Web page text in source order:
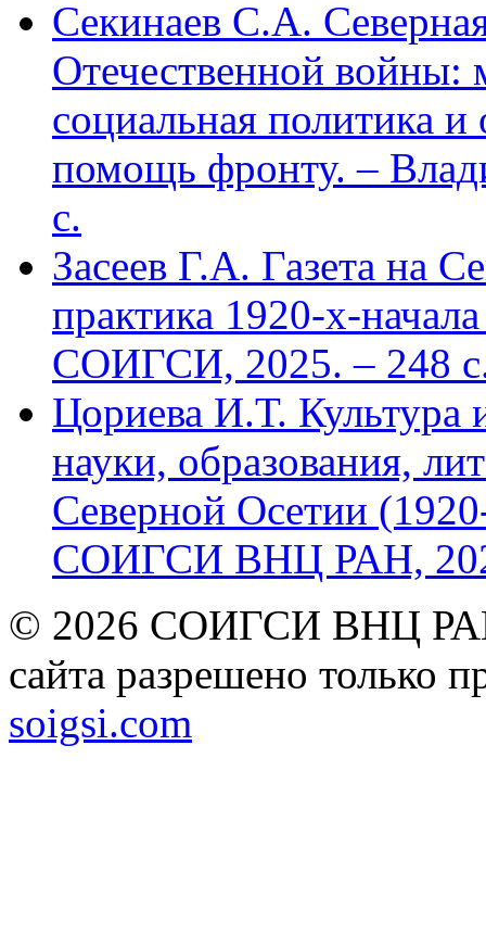
Секинаев С.А.
Отечественной войны:
социальная политика
помощь фронту. –
с.
Засеев Г.А. Газета на
практика 1920-х-
СОИГСИ, 2025. – 248
Цориева И.Т. Культура
науки, образования,
Северной Осетии
СОИГСИ ВНЦ РАН,
© 2026 СОИГСИ ВНЦ РАН
сайта разрешено только
soigsi.com